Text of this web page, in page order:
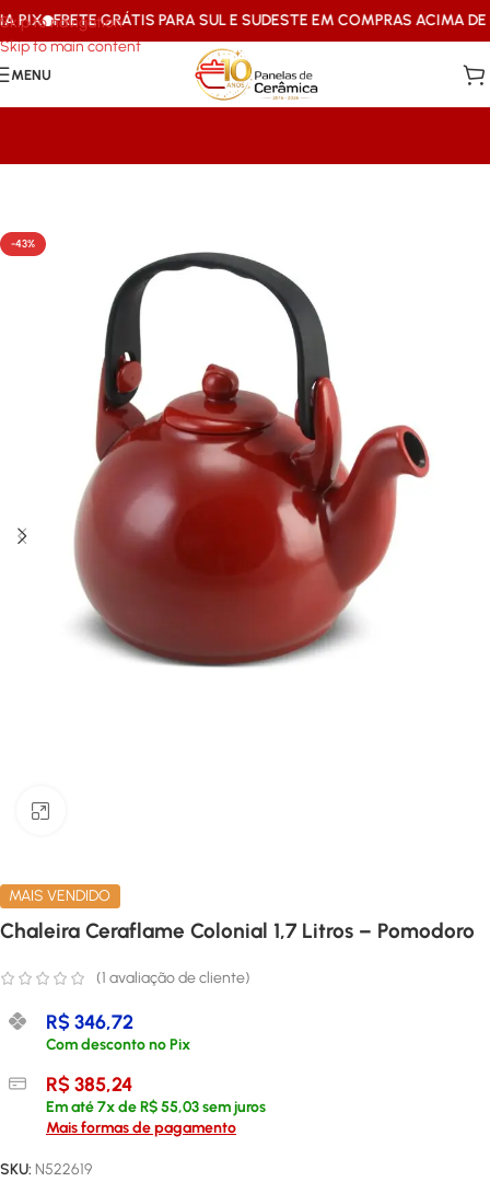
Skip to navigation
Skip to main content
FRETE GRÁTIS PARA SUL E SUDESTE EM COMPRAS ACIMA DE
MENU
-43%
MAIS VENDIDO
Chaleira Ceraflame Colonial 1,7 Litros – Pomodoro
(1 avaliação de cliente)
R$346,72
Com desconto no Pix
R$385,24
Em até7x deR$55,03sem juros
Mais formas de pagamento
SKU: N522619